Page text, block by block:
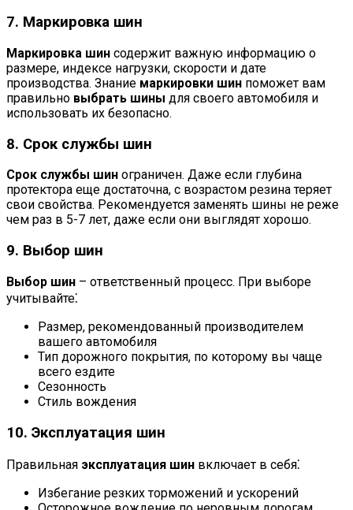
7. Маркировка шин
Маркировка шин содержит важную информацию о
размере, индексе нагрузки, скорости и дате
производства. Знание маркировки шин поможет вам
правильно выбрать шины для своего автомобиля и
использовать их безопасно.
8. Срок службы шин
Срок службы шин ограничен. Даже если глубина
протектора еще достаточна, с возрастом резина теряет
свои свойства. Рекомендуется заменять шины не реже
чем раз в 5-7 лет, даже если они выглядят хорошо.
9. Выбор шин
Выбор шин – ответственный процесс. При выборе
учитывайте⁚
Размер, рекомендованный производителем
вашего автомобиля
Тип дорожного покрытия, по которому вы чаще
всего ездите
Сезонность
Стиль вождения
10. Эксплуатация шин
Правильная эксплуатация шин включает в себя⁚
Избегание резких торможений и ускорений